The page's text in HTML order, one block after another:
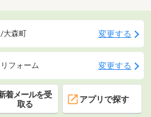
ますので、ぜひチェックしてみて
大森町 変更する
フォーム 変更する
着メールを受
取る
アプリで探す